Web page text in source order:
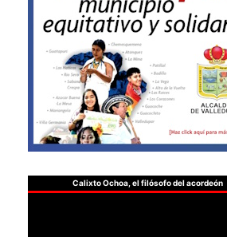
Calixto Ochoa, el filósofo del acordeón